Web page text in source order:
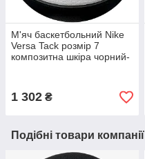
М'яч баскетбольний Nike
Versa Tack розмір 7
композитна шкіра чорний-
1 302 ₴
Подібні товари компанії